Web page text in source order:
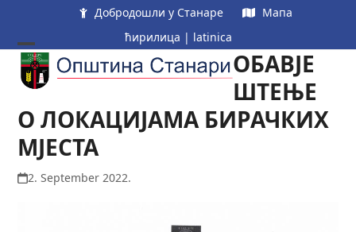
content
Добродошли у Станаре
Мапа
ћирилица | latinica
Open
mobile
menu
Close
mobile
menu
ОБАВЈЕ
ШТЕЊЕ
О ЛОКАЦИЈАМА БИРАЧКИХ
МЈЕСТА
2. September 2022.